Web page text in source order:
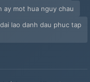
ay mot hua nguy chau
lao danh dau phuc tap